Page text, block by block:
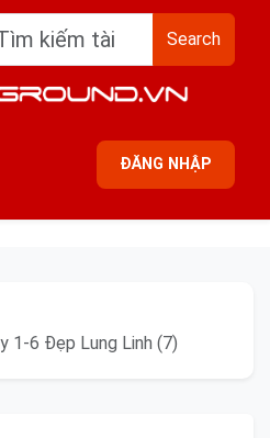
Search
ĐĂNG NHẬP
1-6 Đẹp Lung Linh (7)